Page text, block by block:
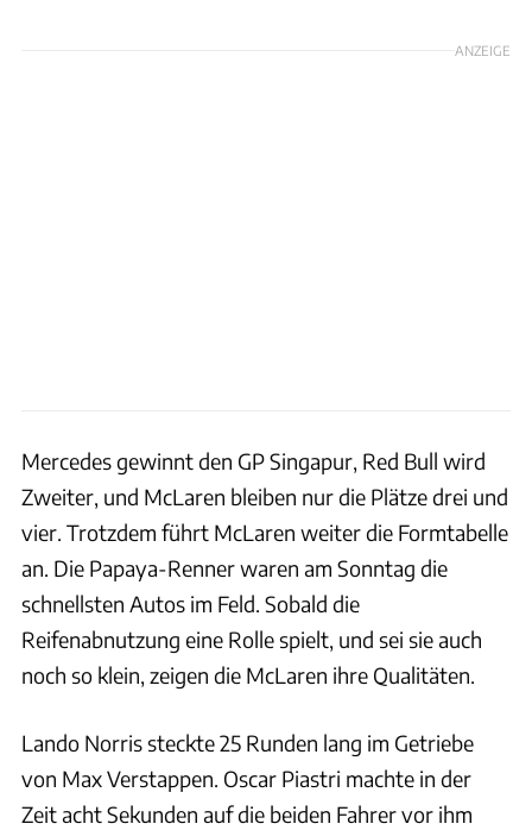
ANZEIGE
Mercedes gewinnt den GP Singapur, Red Bull wird
Zweiter, und McLaren bleiben nur die Plätze drei und
vier. Trotzdem führt McLaren weiter die Formtabelle
an. Die Papaya-Renner waren am Sonntag die
schnellsten Autos im Feld. Sobald die
Reifenabnutzung eine Rolle spielt, und sei sie auch
noch so klein, zeigen die McLaren ihre Qualitäten.
Lando Norris steckte 25 Runden lang im Getriebe
von Max Verstappen. Oscar Piastri machte in der
Zeit acht Sekunden auf die beiden Fahrer vor ihm